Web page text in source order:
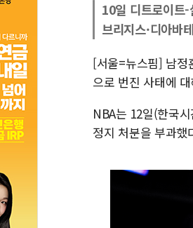
10일 디트로이트
브리지스·디아바
[서울=뉴스핌] 남정
으로 번진 사태에
NBA는 12일(한국
정지 처분을 부과했